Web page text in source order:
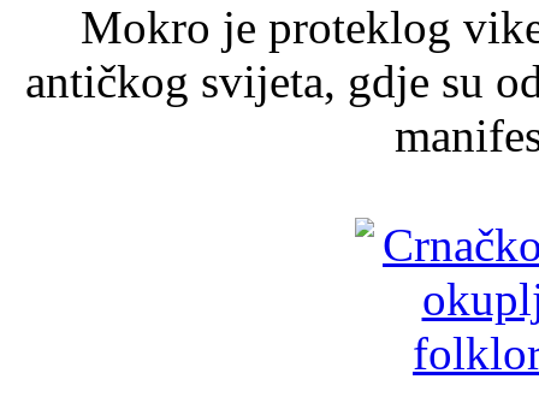
Mokro je proteklog
antičkog svijeta, gdje su